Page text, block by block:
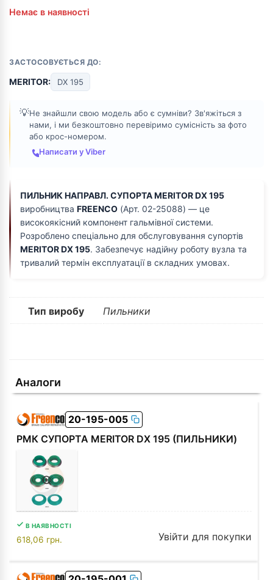
ЗАСТОСОВУЄТЬСЯ ДО:
MERITOR: DX 195
💡Не знайшли свою модель або є сумніви? Зв'яжіться з
нами, і ми безкоштовно перевіримо сумісність за фото
або крос-номером.
Написати у Viber
Немає в наявності
ПИЛЬНИК НАПРАВЛ. СУПОРТА MERITOR DX 195
виробництва FREENCO (Арт. 02-25088) — це
високоякісний компонент гальмівної системи.
Розроблено спеціально для обслуговування супортів
MERITOR DX 195. Забезпечує надійну роботу вузла та
тривалий термін експлуатації в складних умовах.
Тип виробу Пильники
Аналоги
20-195-005
РМК СУПОРТА MERITOR DX 195 (ПИЛЬНИКИ)
В НАЯВНОСТІ
618,06 грн. Увійти для покупки